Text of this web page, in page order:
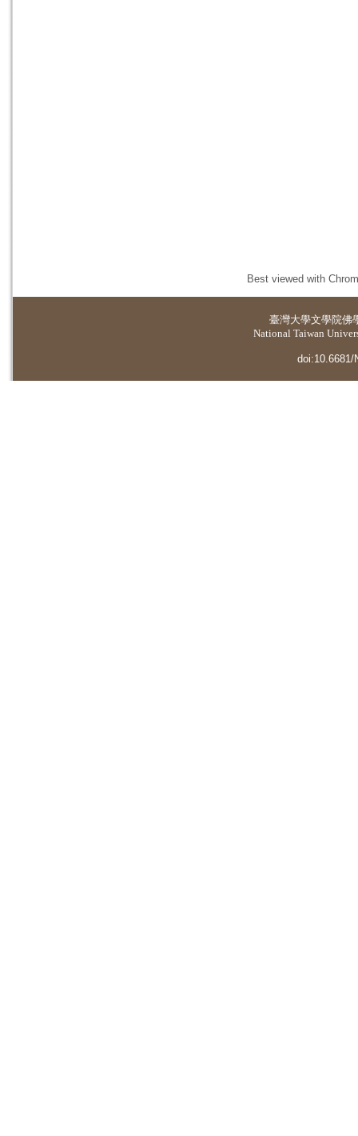
Best viewed with
臺灣大學文學院佛
National Taiwan
doi:10.6681/